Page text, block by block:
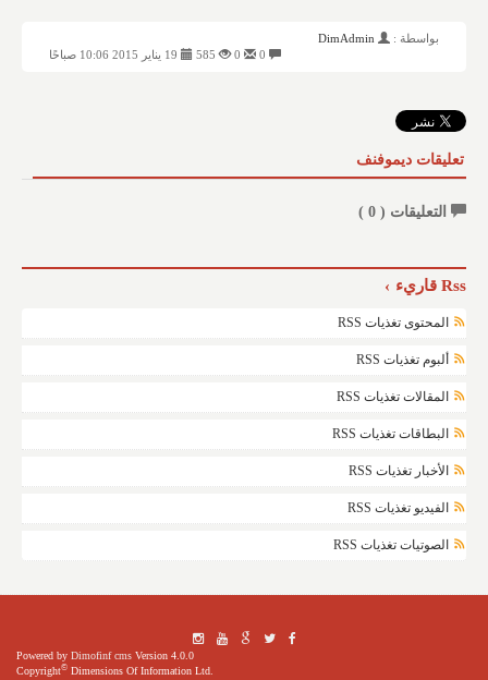
بواسطة :
DimAdmin
585
تعليقات ديموفنف
التعليقات ( 0
)
Rss قاريء
المحتوى تغذيات RSS
ألبوم تغذيات RSS
المقالات تغذيات RSS
البطاقات تغذيات RSS
الأخبار تغذيات RSS
الفيديو تغذيات RSS
الصوتيات تغذيات RSS
Powered by Dimofinf cms Version 4.0.0
Copyright© Dimensions Of Information Ltd.